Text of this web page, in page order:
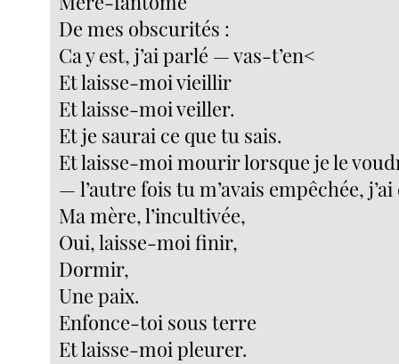
De mes obscurités :
Ca y est, j’ai parlé — vas-t’en<
Et laisse-moi vieillir
Et laisse-moi veiller.
Et je saurai ce que tu sais.
Et laisse-moi mourir lorsque je le
— l’autre fois tu m’avais empêchée,
Ma mère, l’incultivée,
Oui, laisse-moi finir,
Dormir,
Une paix.
Enfonce-toi sous terre
Et laisse-moi pleurer.